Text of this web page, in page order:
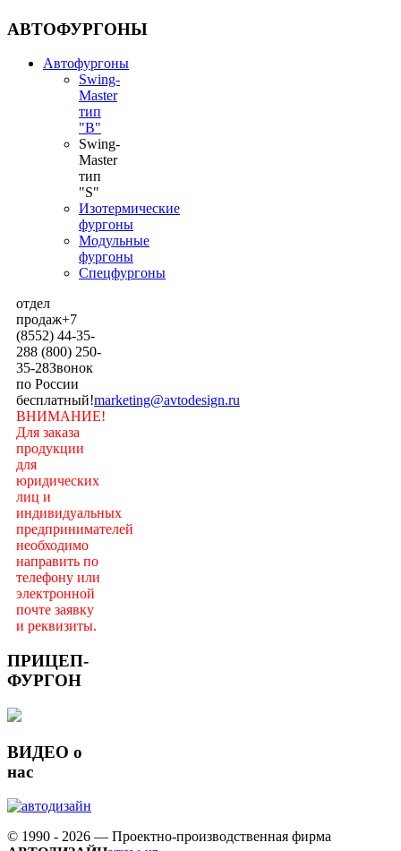
АВТОФУРГОНЫ
Автофургоны
Swing-
Master
тип
"B"
Swing-
Master
тип
"S"
Изотермические
фургоны
Модульные
фургоны
Спецфургоны
отдел
продаж+7
(8552) 44-35-
288 (800) 250-
35-28Звонок
по России
бесплатный!marketing@avtodesign.ru
ВНИМАНИЕ!
Для заказа
продукции
для
юридических
лиц и
индивидуальных
предпринимателей
необходимо
направить по
телефону или
электронной
почте заявку
и реквизиты.
ПРИЦЕП-
ФУРГОН
ВИДЕО о
нас
© 1990 - 2026 — Проектно-производственная фирма